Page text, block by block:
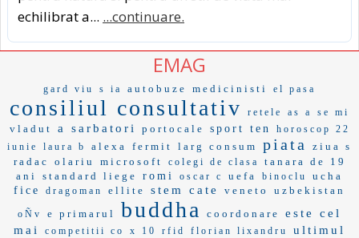
echilibrat a... ...continuare.
EMAG
gard viu s ia autobuze medicinisti el pasa
consiliul consultativ retele as a se mi
vladut a sarbatori portocale sport ten
horoscop 22
iunie
laura b alexa fermit larg consum piata
ziua s
radac
olariu microsoft colegi de clasa
tanara de 19
ani
standard liege romi oscar c uefa binoclu
ucha
fice
dragoman ellite stem cate veneto uzbekistan
oÑv e primarul buddha coordonare
este cel
mai
competitii co x 10 rfid florian lixandru ultimul